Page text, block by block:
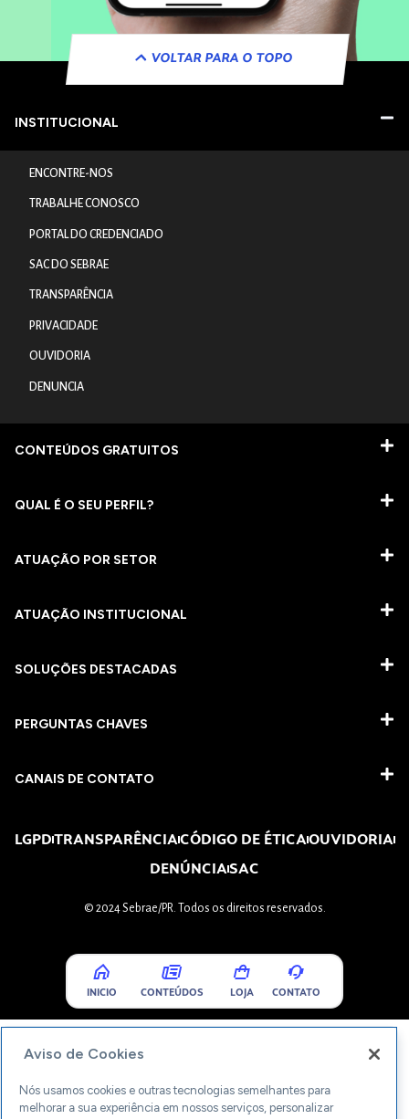
VOLTAR PARA O TOPO
INSTITUCIONAL
ENCONTRE-NOS
TRABALHE CONOSCO
PORTAL DO CREDENCIADO
SAC DO SEBRAE
TRANSPARÊNCIA
PRIVACIDADE
OUVIDORIA
DENUNCIA
CONTEÚDOS GRATUITOS
QUAL É O SEU PERFIL?
ATUAÇÃO POR SETOR
ATUAÇÃO INSTITUCIONAL
SOLUÇÕES DESTACADAS
PERGUNTAS CHAVES​
CANAIS DE CONTATO
LGPDTRANSPARÊNCIACÓDIGO DE ÉTICAOUVIDORIA
DENÚNCIASAC
© 2024 Sebrae/PR. Todos os direitos reservados.
INICIO CONTEÚDOS LOJA CONTATO
Aviso de Cookies
Nós usamos cookies e outras tecnologias semelhantes para
melhorar a sua experiência em nossos serviços, personalizar